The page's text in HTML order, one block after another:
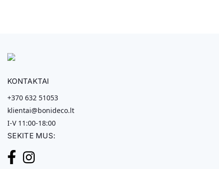
KONTAKTAI
+370 632 51053
klientai@bonideco.lt
I-V 11:00-18:00
SEKITE MUS: